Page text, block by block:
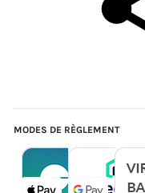
MODES DE RÈGLEMENT